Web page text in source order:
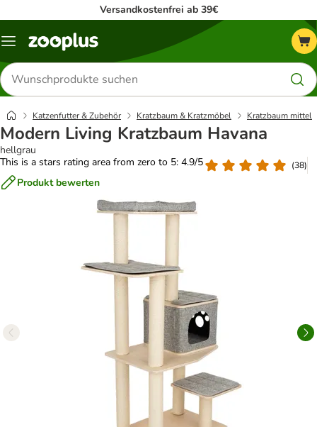
Versandkostenfrei ab 39€
Menü
Produkte
suchen
Katzenfutter & Zubehör Kratzbaum & Kratzmöbel Kratzbaum mittel
Modern Living Kratzbaum Havana
hellgrau
This is a stars rating area from zero to 5: 4.9/5
(38)
Produkt bewerten